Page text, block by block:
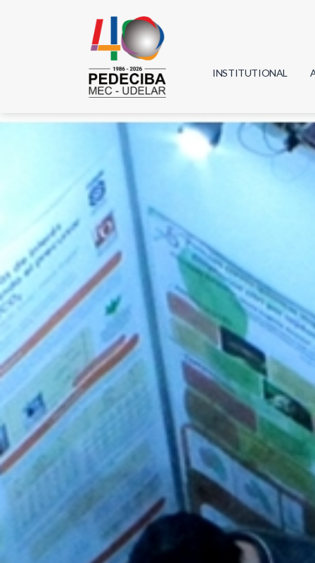
INSTITUTIONAL